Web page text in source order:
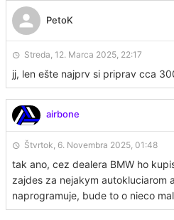
PetoK
Streda, 12. Marca 2025, 22:17
jj, len ešte najprv si priprav cca
airbone
Štvrtok, 6. Novembra 2025, 01:48
tak ano, cez dealera BMW ho
zajdes za nejakym autokluciarom
naprogramuje, bude to o nieco